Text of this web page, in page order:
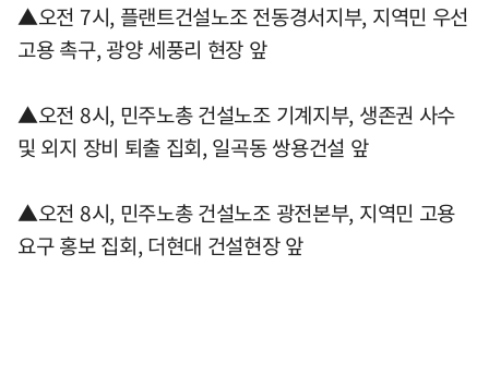
▲오전 7시, 플랜트건설노조 전동경서지부, 지역민 우선
고용 촉구, 광양 세풍리 현장 앞
▲오전 8시, 민주노총 건설노조 기계지부, 생존권 사수
및 외지 장비 퇴출 집회, 일곡동 쌍용건설 앞
▲오전 8시, 민주노총 건설노조 광전본부, 지역민 고용
요구 홍보 집회, 더현대 건설현장 앞